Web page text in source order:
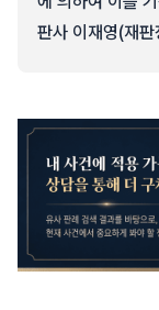
판사 이재영(재